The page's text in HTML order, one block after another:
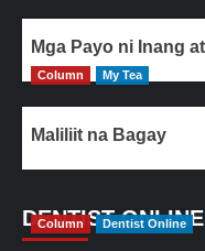
Mga Payo ni Inang
Column My Tea
Maliliit na Bagay
DENTIST ONLINE
Column Dentist Online